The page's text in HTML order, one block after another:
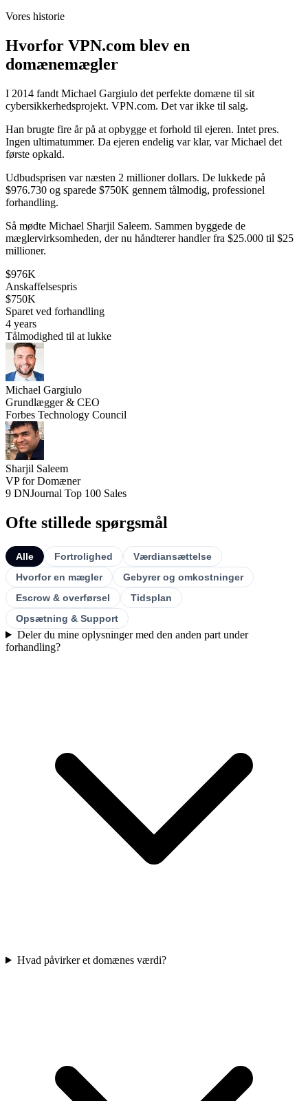
Vores historie
Hvorfor VPN.com blev en
domænemægler
I 2014 fandt Michael Gargiulo det perfekte domæne til sit
cybersikkerhedsprojekt. VPN.com. Det var ikke til salg.
Han brugte fire år på at opbygge et forhold til ejeren. Intet pres.
Ingen ultimatummer. Da ejeren endelig var klar, var Michael det
første opkald.
Udbudsprisen var næsten 2 millioner dollars. De lukkede på
$976.730 og sparede $750K gennem tålmodig, professionel
forhandling.
Så mødte Michael Sharjil Saleem. Sammen byggede de
mæglervirksomheden, der nu håndterer handler fra $25.000 til $25
millioner.
$976K
Anskaffelsespris
$750K
Sparet ved forhandling
4 years
Tålmodighed til at lukke
Michael Gargiulo
Grundlægger & CEO
Forbes Technology Council
Sharjil Saleem
VP for Domæner
9 DNJournal Top 100 Sales
Ofte stillede spørgsmål
Alle Fortrolighed
Værdiansættelse
Hvorfor en mægler
Gebyrer og omkostninger
Escrow & overførsel
Tidsplan
Opsætning & Support
Deler du mine oplysninger med den anden part under
forhandling?
Hvad påvirker et domænes værdi?